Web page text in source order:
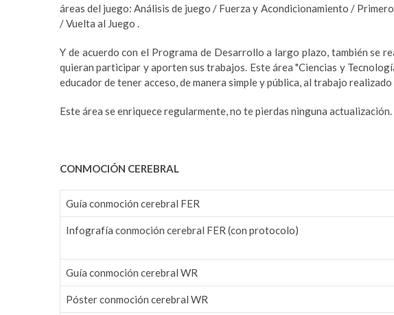
áreas del juego: Análisis de juego / Fuerza y Acondicionamiento /
/ Vuelta al Juego .
Y de acuerdo con el Programa de Desarrollo a largo plazo, también se
quieran participar y aporten sus trabajos. Este área "Ciencias y
educador de tener acceso, de manera simple y pública, al trabajo realizado
Este área se enriquece regularmente, no te pierdas ninguna actualización.
CONMOCIÓN CEREBRAL
Guía conmoción cerebral FER
Infografía conmoción cerebral FER (con protocolo)
Guía conmoción cerebral WR
Póster conmoción cerebral WR